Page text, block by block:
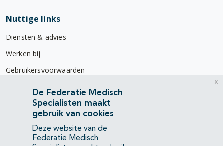
Nuttige links
Diensten & advies
Werken bij
Gebruikersvoorwaarden
Privacyverklaring
Contact
Mercatorlaan 1200
3528 BL Utrecht
De Federatie Medisch
Specialisten maakt
gebruik van cookies
Deze website van de
Federatie Medisch
x